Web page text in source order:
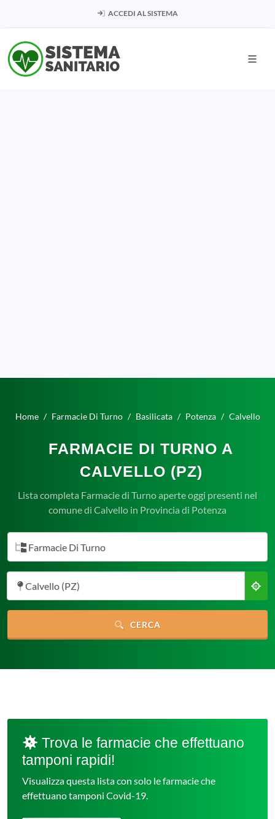
ACCEDI AL SISTEMA
Home Farmacie Di Turno Basilicata Potenza Calvello
FARMACIE DI TURNO A
CALVELLO (PZ)
Lista completa Farmacie di Turno aperte oggi presenti nel
comune di Calvello in Provincia di Potenza
Farmacie Di Turno
Calvello (PZ)
CERCA
Trova le farmacie che effettuano
tamponi rapidi!
Visualizza questa lista con solo le farmacie che
effettuano tamponi Covid-19.